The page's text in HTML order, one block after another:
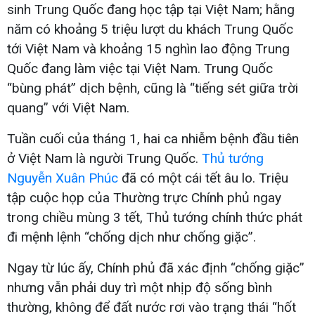
sinh Trung Quốc đang học tập tại Việt Nam; hằng
năm có khoảng 5 triệu lượt du khách Trung Quốc
tới Việt Nam và khoảng 15 nghìn lao động Trung
Quốc đang làm việc tại Việt Nam. Trung Quốc
“bùng phát” dịch bệnh, cũng là “tiếng sét giữa trời
quang” với Việt Nam.
Tuần cuối của tháng 1, hai ca nhiễm bệnh đầu tiên
ở Việt Nam là người Trung Quốc. Thủ tướng
Nguyễn Xuân Phúc đã có một cái tết âu lo. Triệu
tập cuộc họp của Thường trực Chính phủ ngay
trong chiều mùng 3 tết, Thủ tướng chính thức phát
đi mệnh lệnh “chống dịch như chống giặc”.
Ngay từ lúc ấy, Chính phủ đã xác định “chống giặc”
nhưng vẫn phải duy trì một nhịp độ sống bình
thường, không để đất nước rơi vào trạng thái “hốt